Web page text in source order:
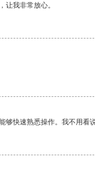
让我非常放心。
快速熟悉操作。我不用看